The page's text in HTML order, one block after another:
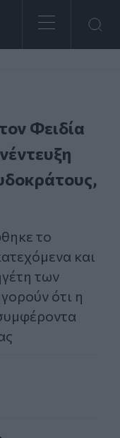
Φειδία
το
και
των
ότι η